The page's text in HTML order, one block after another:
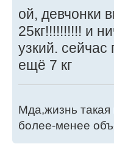
ой, девчонки
25кг!!!!!!!!!! и
узкий.
ещё 7 кг
Мда,жизнь такая
более-менее